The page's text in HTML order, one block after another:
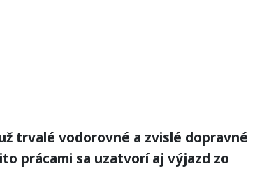
trvalé vodorovné a zvislé dopravné
prácami sa uzatvorí aj výjazd zo